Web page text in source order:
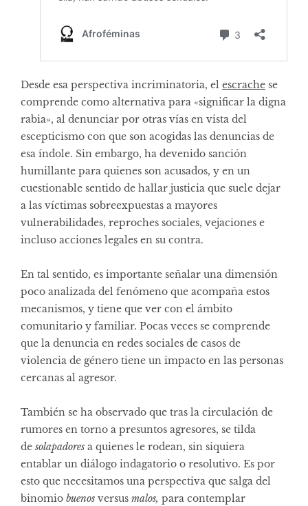
Desde esa perspectiva incriminatoria, el escrache se
comprende como alternativa para «significar la digna
rabia», al denunciar por otras vías en vista del
escepticismo con que son acogidas las denuncias de
esa índole. Sin embargo, ha devenido sanción
humillante para quienes son acusados, y en un
cuestionable sentido de hallar justicia que suele dejar
a las víctimas sobreexpuestas a mayores
vulnerabilidades, reproches sociales, vejaciones e
incluso acciones legales en su contra.
En tal sentido, es importante señalar una dimensión
poco analizada del fenómeno que acompaña estos
mecanismos, y tiene que ver con el ámbito
comunitario y familiar. Pocas veces se comprende
que la denuncia en redes sociales de casos de
violencia de género tiene un impacto en las personas
cercanas al agresor.
También se ha observado que tras la circulación de
rumores en torno a presuntos agresores, se tilda
de solapadores a quienes le rodean, sin siquiera
entablar un diálogo indagatorio o resolutivo. Es por
esto que necesitamos una perspectiva que salga del
binomio buenos versus malos, para contemplar